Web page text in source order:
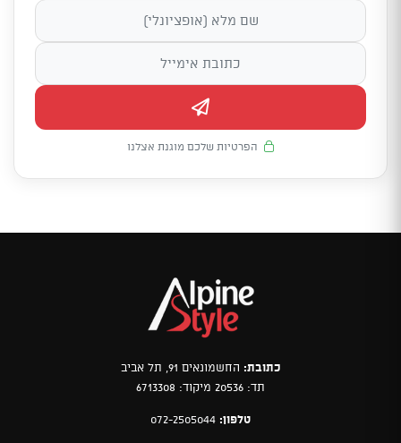
הפרטיות שלכם מוגנת אצלנו
כתובת: החשמונאים 91, תל אביב
תד: 20536 מיקוד: 6713308
טלפון: 072-2505044